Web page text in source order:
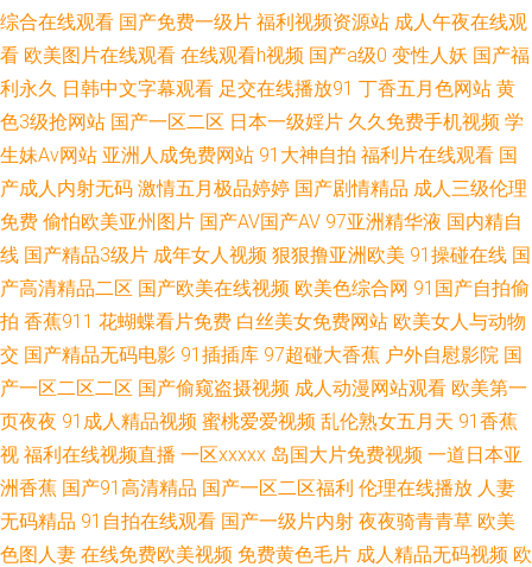
费亚洲综合自拍 一级a黄 国产在线喷浆 天天综合天天综合 成人学院 区三区
中文字幕 91免免费版九幺 美女漏逼视频 伊人第一页 国产在线操 丝袜足交国
产 超碰在线成人人人爱 喷水正在播放 做爱丝足网 精品国产剧情AV在线观看
亚洲超碰自拍 国产成人一区免费观看 日韩精品一二三 av天堂男人站 欧美A∨
影音先锋丝袜 国产又长又粗 天天天天艹 粗大挺进朋友的未婚妻 任你躁在 91
免费视频在线 久草久草视频视频 亚洲激情丝袜网 国产激情视频 日韩高清欧
美 91在线看18 老师洗澡让 夜鲁夜鲁很鲁 国产清纯女高中生被c 丝袜后入91
成年片精 欧美孕交a 最新电影在线观看网站 久操电影网 亚洲黄色网络 国产
精品第9页 97电影院网站 美女被视 亚洲三级网址 国产精品亚洲日本 日韩一
综合在线观看 国产免费一级片 福利视频资源站 成人午夜在线观
看 欧美图片在线观看 在线观看h视频 国产a级0 变性人妖 国产福
利永久 日韩中文字幕观看 足交在线播放91 丁香五月色网站 黄
色3级抢网站 国产一区二区 日本一级婬片 久久免费手机视频 学
生妹Av网站 亚洲人成免费网站 91大神自拍 福利片在线观看 国
产成人内射无码 激情五月极品婷婷 国产剧情精品 成人三级伦理
免费 偷怕欧美亚州图片 国产AV国产AV 97亚洲精华液 国内精自
线 国产精品3级片 成年女人视频 狠狠撸亚洲欧美 91操碰在线 国
产高清精品二区 国产欧美在线视频 欧美色综合网 91国产自拍偷
拍 香蕉911 花蝴蝶看片免费 白丝美女免费网站 欧美女人与动物
交 国产精品无码电影 91插插库 97超碰大香蕉 户外自慰影院 国
产一区二区二区 国产偷窥盗摄视频 成人动漫网站观看 欧美第一
页夜夜 91成人精品视频 蜜桃爱爱视频 乱伦熟女五月天 91香蕉
视 福利在线视频直播 一区xxxxx 岛国大片免费视频 一道日本亚
洲香蕉 国产91高清精品 国产一区二区福利 伦理在线播放 人妻
无码精品 91自拍在线观看 国产一级片内射 夜夜骑青青草 欧美
色图人妻 在线免费欧美视频 免费黄色毛片 成人精品无码视频 欧